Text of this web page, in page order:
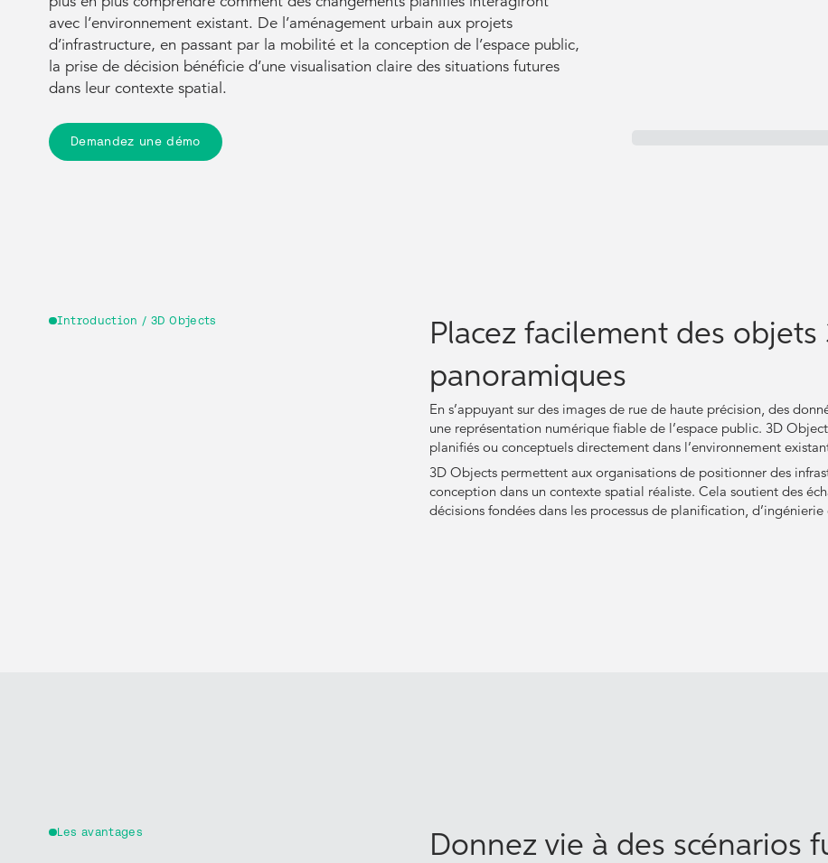
avec l’environnement existant. De l’aménagement urbain aux projets
d’infrastructure, en passant par la mobilité et la conception de l’espace public,
la prise de décision bénéficie d’une visualisation claire des situations futures
dans leur contexte spatial.
Demandez une démo
Introduction / 3D Objects
Placez facilement des
panoramiques
En s’appuyant sur des images de rue de haute précision, des
une représentation numérique fiable de l’espace public. 3D
planifiés ou conceptuels directement dans l’environnement
3D Objects permettent aux organisations de positionner des
conception dans un contexte spatial réaliste. Cela soutient des
décisions fondées dans les processus de planification,
Les avantages Donnez vie à des scénarios